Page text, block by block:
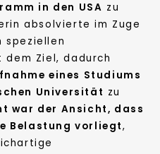
in den USA zu
absolvierte im Zuge
speziellen
dem Ziel, dadurch
eines Studiums
Universität zu
war der Ansicht, dass
Belastung vorliegt,